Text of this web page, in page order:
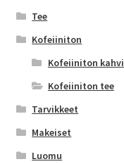
Tee
Kofeiiniton
Kofeiiniton kahvi
Kofeiiniton tee
Tarvikkeet
Makeiset
Luomu